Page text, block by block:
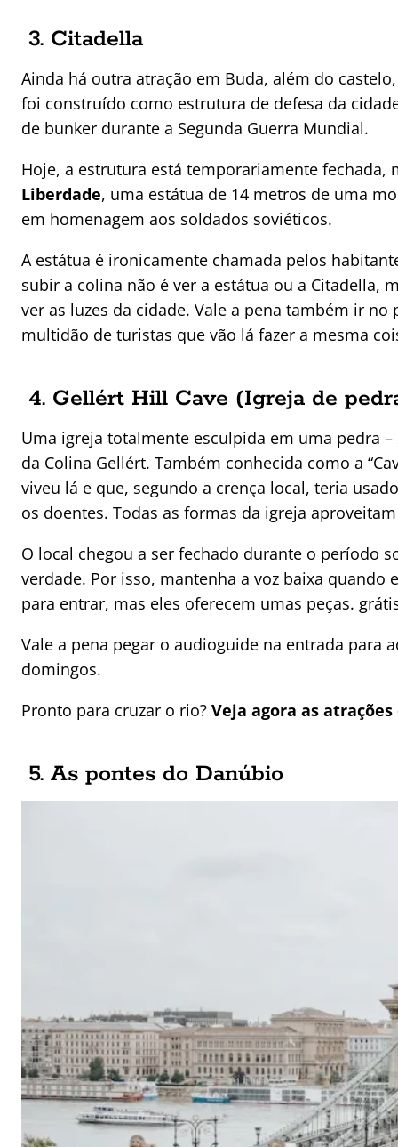
3. Citadella
Ainda há outra atração em Buda, além do
foi construído como estrutura de defesa da
de bunker durante a Segunda Guerra Mundial.
Hoje, a estrutura está temporariamente
Liberdade, uma estátua de 14 metros de uma
em homenagem aos soldados soviéticos.
A estátua é ironicamente chamada pelos
subir a colina não é ver a estátua ou a Citadella,
ver as luzes da cidade. Vale a pena também ir
multidão de turistas que vão lá fazer a mesma
4. Gellért Hill Cave (Igreja de
Uma igreja totalmente esculpida em uma pedra
da Colina Gellért. Também conhecida como a
viveu lá e que, segundo a crença local, teria
os doentes. Todas as formas da igreja
O local chegou a ser fechado durante o período
verdade. Por isso, mantenha a voz baixa
para entrar, mas eles oferecem umas peças.
Vale a pena pegar o audioguide na entrada para
domingos.
Pronto para cruzar o rio? Veja agora as
5. As pontes do Danúbio